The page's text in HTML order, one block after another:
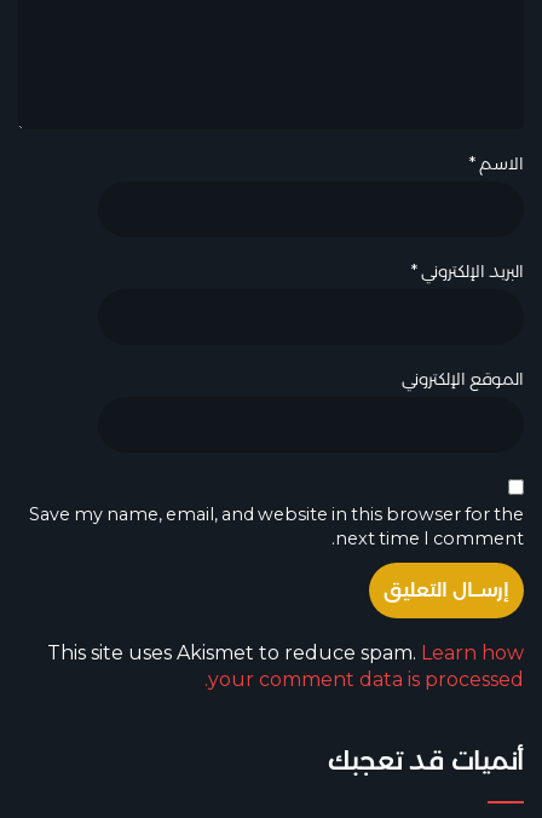
الاسم *
البريد الإلكتروني*
الموقع الإلكتروني
Save my name, email, and website in this browser for the
next time I comment.
This site uses Akismet to reduce spam. Learn how
your comment data is processed.
أنميات قد تعجبك